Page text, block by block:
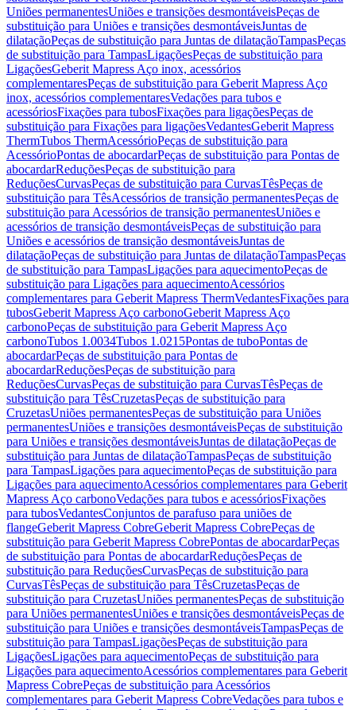
Uniões permanentesUniões e transições desmontáveisPeças de
substituição para Uniões e transições desmontáveisJuntas de
dilataçãoPeças de substituição para Juntas de dilataçãoTampasPeças
de substituição para TampasLigaçõesPeças de substituição para
LigaçõesGeberit Mapress Aço inox, acessórios
complementaresPeças de substituição para Geberit Mapress Aço
inox, acessórios complementaresVedações para tubos e
acessóriosFixações para tubosFixações para ligaçõesPeças de
substituição para Fixações para ligaçõesVedantesGeberit Mapress
ThermTubos ThermAcessórioPeças de substituição para
AcessórioPontas de abocardarPeças de substituição para Pontas de
abocardarReduçõesPeças de substituição para
ReduçõesCurvasPeças de substituição para CurvasTêsPeças de
substituição para TêsAcessórios de transição permanentesPeças de
substituição para Acessórios de transição permanentesUniões e
acessórios de transição desmontáveisPeças de substituição para
Uniões e acessórios de transição desmontáveisJuntas de
dilataçãoPeças de substituição para Juntas de dilataçãoTampasPeças
de substituição para TampasLigações para aquecimentoPeças de
substituição para Ligações para aquecimentoAcessórios
complementares para Geberit Mapress ThermVedantesFixações para
tubosGeberit Mapress Aço carbonoGeberit Mapress Aço
carbonoPeças de substituição para Geberit Mapress Aço
carbonoTubos 1.0034Tubos 1.0215Pontas de tuboPontas de
abocardarPeças de substituição para Pontas de
abocardarReduçõesPeças de substituição para
ReduçõesCurvasPeças de substituição para CurvasTêsPeças de
substituição para TêsCruzetasPeças de substituição para
CruzetasUniões permanentesPeças de substituição para Uniões
permanentesUniões e transições desmontáveisPeças de substituição
para Uniões e transições desmontáveisJuntas de dilataçãoPeças de
substituição para Juntas de dilataçãoTampasPeças de substituição
para TampasLigações para aquecimentoPeças de substituição para
Ligações para aquecimentoAcessórios complementares para Geberit
Mapress Aço carbonoVedações para tubos e acessóriosFixações
para tubosVedantesConjuntos de parafuso para uniões de
flangeGeberit Mapress CobreGeberit Mapress CobrePeças de
substituição para Geberit Mapress CobrePontas de abocardarPeças
de substituição para Pontas de abocardarReduçõesPeças de
substituição para ReduçõesCurvasPeças de substituição para
CurvasTêsPeças de substituição para TêsCruzetasPeças de
substituição para CruzetasUniões permanentesPeças de substituição
para Uniões permanentesUniões e transições desmontáveisPeças de
substituição para Uniões e transições desmontáveisTampasPeças de
substituição para TampasLigaçõesPeças de substituição para
LigaçõesLigações para aquecimentoPeças de substituição para
Ligações para aquecimentoAcessórios complementares para Geberit
Mapress CobrePeças de substituição para Acessórios
complementares para Geberit Mapress CobreVedações para tubos e